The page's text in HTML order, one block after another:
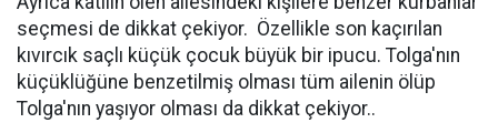
seçmesi de dikkat çekiyor. Özellikle son kaçırılan
kıvırcık saçlı küçük çocuk büyük bir ipucu. Tolga'nın
küçüklüğüne benzetilmiş olması tüm ailenin ölüp
Tolga'nın yaşıyor olması da dikkat çekiyor..